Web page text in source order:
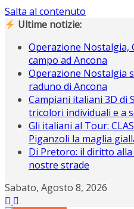
Salta al contenuto
Ultime notizie:
Operazione Nostalgia,
campo ad Ancona
Operazione Nostalgia
raduno di Ancona
Campiani italiani 3D di
tricolori individuali e a
Gli italiani al Tour:
Piganzoli la maglia
Di Pretoro: il diritto
nostre strade
Sabato, Agosto 8, 2026